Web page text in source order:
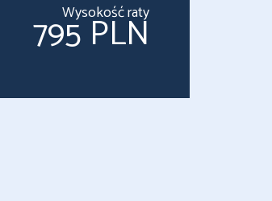
Wysokość raty
795 PLN